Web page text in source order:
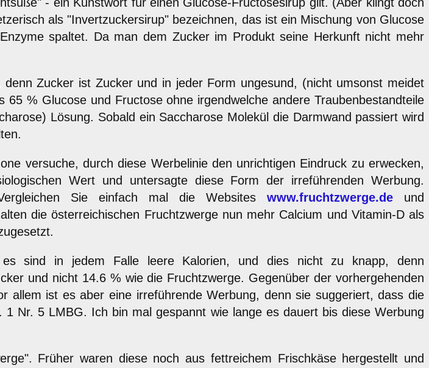
als "Invertzuckersirup" bezeichnen, das ist ein Mischung von Glucose
spaltet. Da man dem Zucker im Produkt seine Herkunft nicht mehr
Zucker ist Zucker und in jeder Form ungesund, (nicht umsonst meidet
% Glucose und Fructose ohne irgendwelche andere Traubenbestandteile
Lösung. Sobald ein Saccharose Molekül die Darmwand passiert wird
versuche, durch diese Werbelinie den unrichtigen Eindruck zu erwecken,
Wert und untersagte diese Form der irreführenden Werbung.
Sie einfach mal die Websites www.fruchtzwerge.deund
die österreichischen Fruchtzwerge nun mehr Calcium und Vitamin-D als
sind in jedem Falle leere Kalorien, und dies nicht zu knapp, denn
und nicht 14.6 % wie die Fruchtzwerge. Gegenüber der vorhergehenden
allem ist es aber eine irreführende Werbung, denn sie suggeriert, dass die
Nr. 5 LMBG. Ich bin mal gespannt wie lange es dauert bis diese Werbung
Früher waren diese noch aus fettreichem Frischkäse hergestellt und